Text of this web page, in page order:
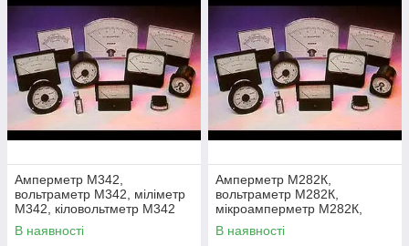
Амперметр М342,
вольтраметр М342, міліметр
М342, кіловольтметр М342
(М-342, М 342, m342, m 342,
m 342, m-342)
В наявності
Амперметр М282К,
вольтраметр М282К,
мікроамперметр М282К,
міліметр М282К,
міліметривольтметр М282К
В наявності